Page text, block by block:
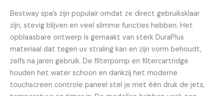
Bestway spa’s zijn populair omdat ze direct gebruiksklaar
zijn, stevig blijven en veel slimme functies hebben. Het
opblaasbare ontwerp is gemaakt van sterk DuraPlus
materiaal dat tegen uv straling kan en zijn vorm behoudt,
zelfs na jaren gebruik. De filterpomp en filtercartridge
houden het water schoon en dankzij het moderne
touchscreen controle paneel stel je met één druk de jets,